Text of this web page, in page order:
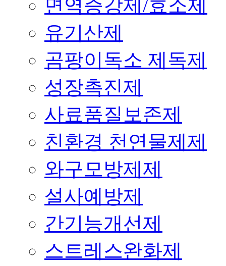
면역증강제/효소제
유기산제
곰팡이독소 제독제
성장촉진제
사료품질보존제
친환경 천연물제제
와구모방제제
설사예방제
간기능개선제
스트레스완화제